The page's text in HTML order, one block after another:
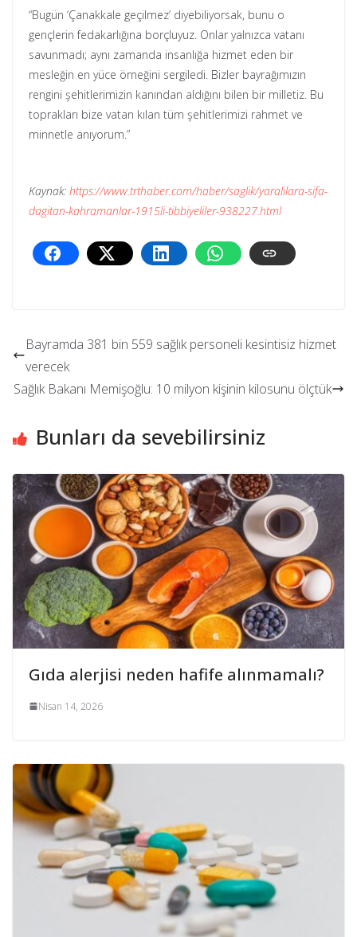
“Bugün ‘Çanakkale geçilmez’ diyebiliyorsak, bunu o
gençlerin fedakarlığına borçluyuz. Onlar yalnızca vatanı
savunmadı; aynı zamanda insanlığa hizmet eden bir
mesleğin en yüce örneğini sergiledi. Bizler bayrağımızın
rengini şehitlerimizin kanından aldığını bilen bir milletiz. Bu
toprakları bize vatan kılan tüm şehitlerimizi rahmet ve
minnetle anıyorum.”
Kaynak: https://www.trthaber.com/haber/saglik/yaralilara-sifa-
dagitan-kahramanlar-1915li-tibbiyeliler-938227.html
Bayramda 381 bin 559 sağlık personeli kesintisiz hizmet
verecek
Sağlık Bakanı Memişoğlu: 10 milyon kişinin kilosunu ölçtük
Bunları da sevebilirsiniz
Gıda alerjisi neden hafife alınmamalı?
Nisan 14, 2026